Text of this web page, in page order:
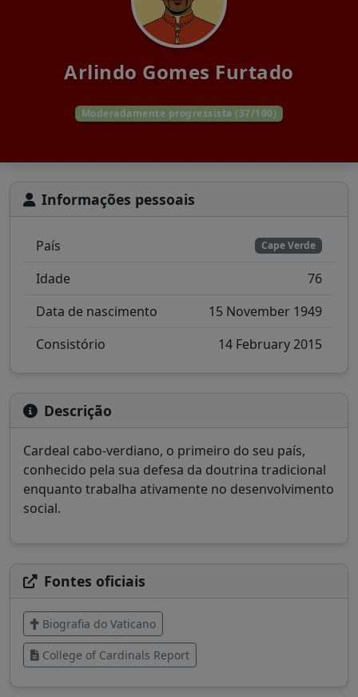
Arlindo Gomes Furtado
Moderadamente progressista (37/100)
Informações pessoais
País Cape Verde
Idade
76
Data de nascimento
15 November 1949
Consistório
14 February 2015
Descrição
Cardeal cabo-verdiano, o primeiro do seu país,
conhecido pela sua defesa da doutrina tradicional
enquanto trabalha ativamente no desenvolvimento
social.
Fontes oficiais
Biografia do Vaticano
College of Cardinals Report